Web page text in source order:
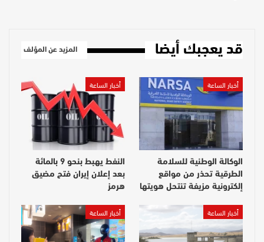
قد يعجبك أيضا المزيد عن المؤلف
أخبار الساعة
الوكالة الوطنية للسلامة
الطرقية تحذر من مواقع
إلكترونية مزيفة تنتحل هويتها
أخبار الساعة
النفط يهبط بنحو 9 بالمائة
بعد إعلان إيران فتح مضيق
هرمز
أخبار الساعة أخبار الساعة